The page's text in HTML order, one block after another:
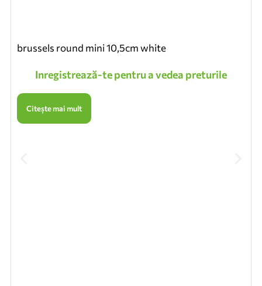
brussels round mini 10,5cm white
Inregistrează-te pentru a vedea preturile
Citește mai mult